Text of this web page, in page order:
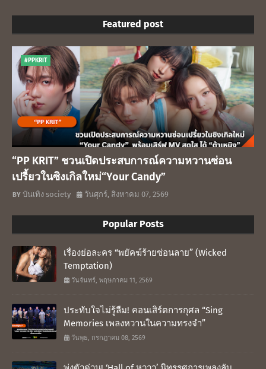
Featured post
#PPKRIT
“PP KRIT” ชวนเปิดประสบการณ์ความหวานซ่อน
เปรี้ยวในซิงเกิลใหม่“Your Candy”
บันเทิง society วันศุกร์, สิงหาคม 07, 2569
Popular Posts
เรื่องย่อละคร “พยัคฆ์ร้ายซ่อนลาย” (Wicked
Temptation)
วันจันทร์, พฤษภาคม 11, 2569
ประทับใจไม่รู้ลืม! คอนเสิร์ตการกุศล “Sing
Memories เพลงหวานในความทรงจำ”
วันพุธ, กรกฎาคม 08, 2569